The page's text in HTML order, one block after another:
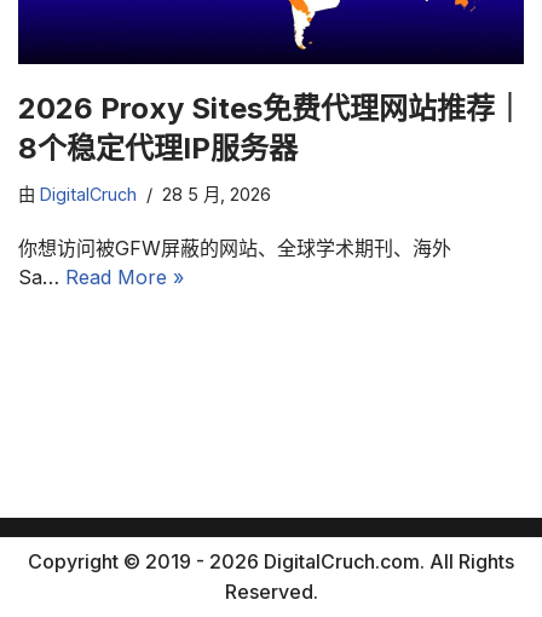
2026 Proxy Sites免费代理网站推荐｜
8个稳定代理IP服务器
由 DigitalCruch 28 5 月, 2026
你想访问被GFW屏蔽的网站、全球学术期刊、海外
Sa… Read More »
Copyright © 2019 - 2026 DigitalCruch.com. All Rights
Reserved.